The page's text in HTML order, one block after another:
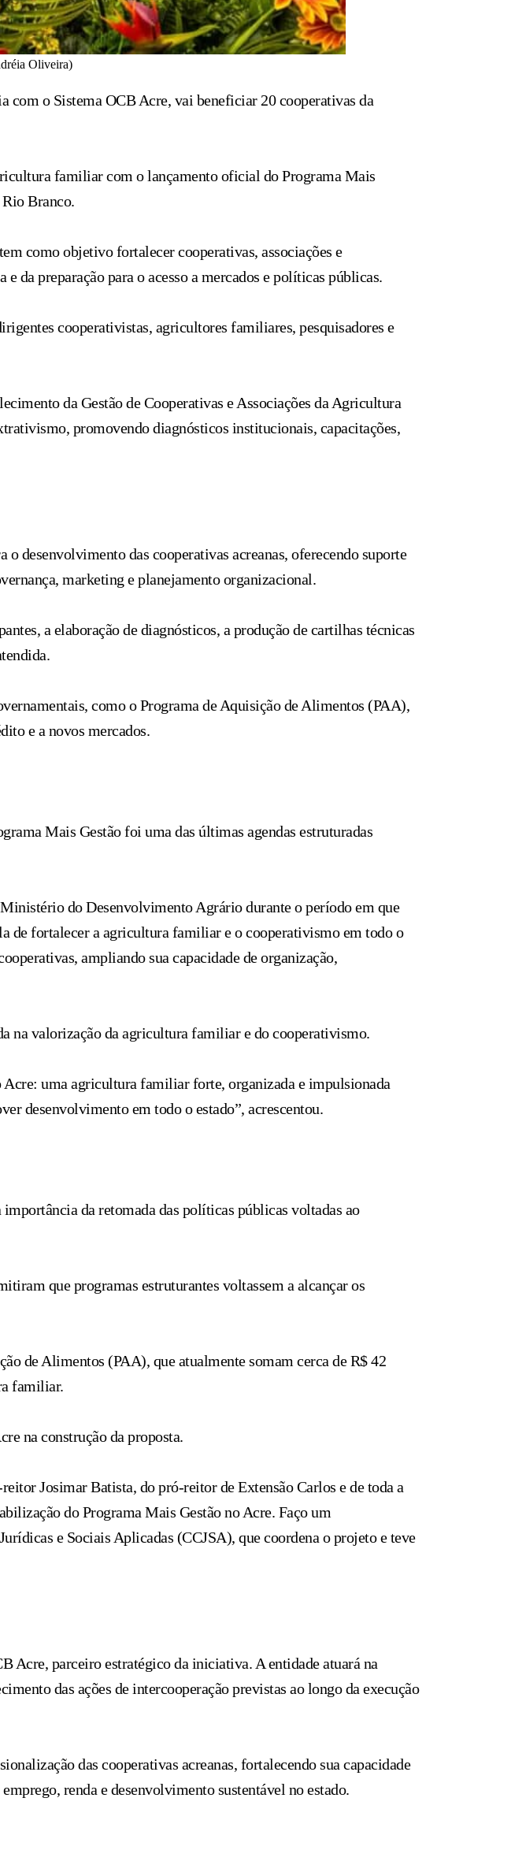
Oliveira)
o Sistema OCB Acre, vai beneficiar 20 cooperativas da
familiar com o lançamento oficial do Programa Mais
Branco.
como objetivo fortalecer cooperativas, associações e
da preparação para o acesso a mercados e políticas públicas.
cooperativistas, agricultores familiares, pesquisadores e
da Gestão de Cooperativas e Associações da Agricultura
promovendo diagnósticos institucionais, capacitações,
desenvolvimento das cooperativas acreanas, oferecendo suporte
marketing e planejamento organizacional.
a elaboração de diagnósticos, a produção de cartilhas técnicas
como o Programa de Aquisição de Alimentos (PAA),
e a novos mercados.
Mais Gestão foi uma das últimas agendas estruturadas
do Desenvolvimento Agrário durante o período em que
de fortalecer a agricultura familiar e o cooperativismo em todo o
ampliando sua capacidade de organização,
na valorização da agricultura familiar e do cooperativismo.
uma agricultura familiar forte, organizada e impulsionada
desenvolvimento em todo o estado”, acrescentou.
da retomada das políticas públicas voltadas ao
que programas estruturantes voltassem a alcançar os
de Alimentos (PAA), que atualmente somam cerca de R$ 42
familiar.
na construção da proposta.
Josimar Batista, do pró-reitor de Extensão Carlos e de toda a
do Programa Mais Gestão no Acre. Faço um
e Sociais Aplicadas (CCJSA), que coordena o projeto e teve
Acre, parceiro estratégico da iniciativa. A entidade atuará na
das ações de intercooperação previstas ao longo da execução
das cooperativas acreanas, fortalecendo sua capacidade
renda e desenvolvimento sustentável no estado.